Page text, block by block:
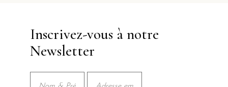
Inscrivez-vous à notre
Newsletter